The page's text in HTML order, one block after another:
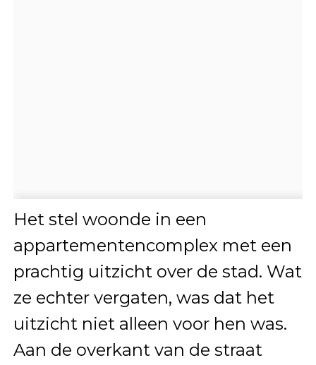
Het stel woonde in een
appartementencomplex met een
prachtig uitzicht over de stad. Wat
ze echter vergaten, was dat het
uitzicht niet alleen voor hen was.
Aan de overkant van de straat